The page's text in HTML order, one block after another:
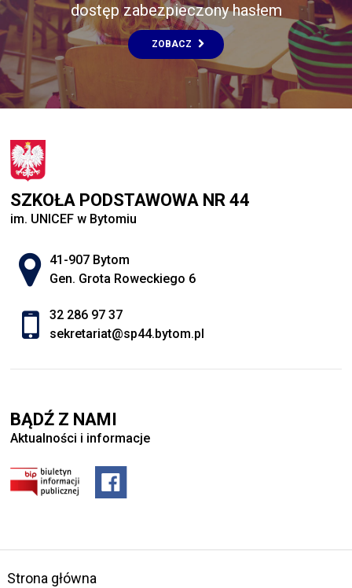
dostęp zabezpieczony hasłem
ZOBACZ
SZKOŁA PODSTAWOWA NR 44
im. UNICEF w Bytomiu
Adres pocztowy:
41-907 Bytom
Gen. Grota Roweckiego 6
32 286 97 37
sekretariat@sp44.bytom.pl
BĄDŹ Z NAMI
Aktualności i informacje
Strona główna